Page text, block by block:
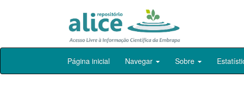
Skip
Página inicial Navegar Sobre